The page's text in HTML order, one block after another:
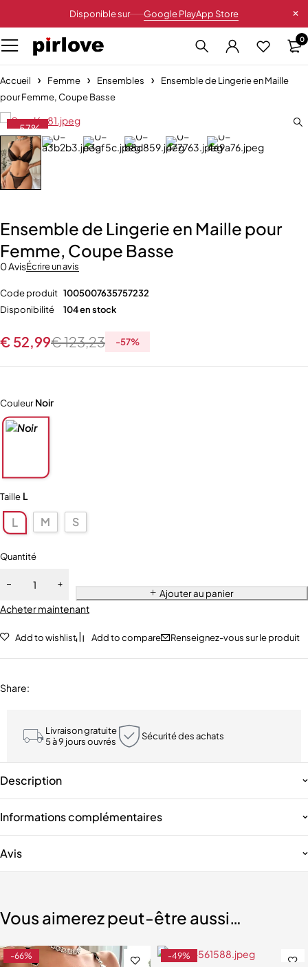
Disponible sur Google PlayApp Store
0
Accueil Femme Ensembles
Ensemble de Lingerie en Maille
pour Femme, Coupe Basse
-57%
Ensemble de Lingerie en Maille pour
Femme, Coupe Basse
0 AvisÉcrire un avis
Code produit 1005007635757232
Disponibilité
104 en stock
€123,23
€ 52,99 -57%
Couleur Noir
Taille L
L M S
Quantité
Ajouter au panier
Acheter maintenant
Add to wishlist Add to compare Renseignez-vous sur le produit
Share:
Livraison gratuite
5 à 9 jours ouvrés
Sécurité des achats
Description
Informations complémentaires
Avis
Vous aimerez peut-être aussi…
-66% -49%